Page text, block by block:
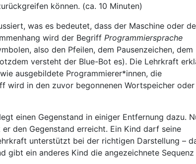
können. (ca. 10 Minuten)
was es bedeutet, dass der Maschine oder
wird der Begriff Programmiersprache
also den Pfeilen, dem Pausenzeichen, dem
versteht der Blue-Bot es). Die Lehrkraft
ausgebildete Programmierer*innen, die
wird in den zuvor begonnenen Wortspeicher oder
einen Gegenstand in einiger Entfernung dazu.
den Gegenstand erreicht. Ein Kind darf seine
unterstützt bei der richtigen Darstellung –
gibt ein anderes Kind die angezeichnete